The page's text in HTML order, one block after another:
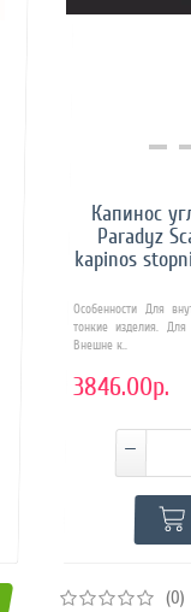
Купить в
Капинос
Paradyz
kapinos
Особенности Для
тонкие изделия.
Внешне к..
3846.00р.
(0)